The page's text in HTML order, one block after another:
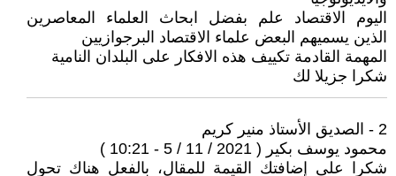
اليوم الاقتصاد علم بفضل ابحاث العلماء المعاصرين
الذين يسميهم البعض علماء الاقتصاد البرجوازيين
المهمة القادمة تكييف هذه الافكار على البلدان النامية
شكرا جزيلا لك
2 - الصديق الأستاذ منير كريم
محمود يوسف بكير ( 2021 / 11 / 5 - 10:21 )
شكرا على إضافتك القيمة للمقال، بالفعل هناك تحول